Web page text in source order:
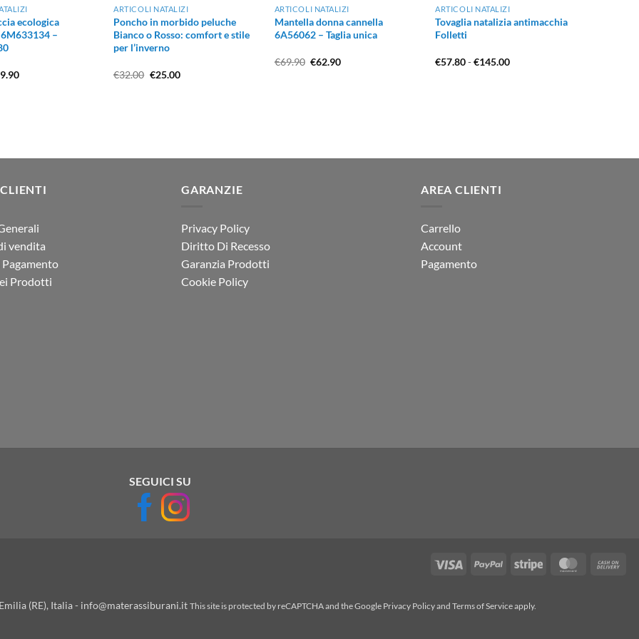
ecologica
–
Il
ARTICOLI NATALIZI
Poncho in morbido peluche
Bianco o Rosso: comfort e stile
per l’inverno
€32.00 Il
€25.00Il
ARTICOLI NATALIZI
Mantella donna cannella
6A56062 – Taglia unica
€69.90 Il
€62.90Il
ARTICOLI NATALIZI
Tovaglia natalizia antimacchia
Folletti
€57.80-€145.00Fascia
vendita
Prodotti
GARANZIE
Privacy Policy
Diritto Di Recesso
Garanzia Prodotti
Cookie Policy
AREA CLIENTI
Carrello
Account
Pagamento
SEGUICI SU
Visa PayPal Stripe MasterCard
(RE), Italia - info@materassiburani.it This site is protected by reCAPTCHA and the Google Privacy Policyand Terms of Serviceapply.